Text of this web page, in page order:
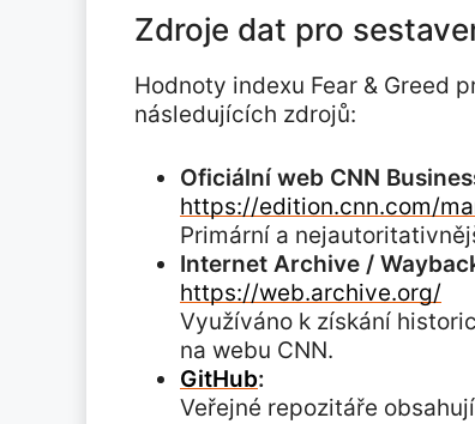
Zdroje dat pro
Hodnoty indexu Fear & Greed
následujících zdrojů:
Oficiální web CNN
https://edition.cnn.com/
Primární a
Internet Archive /
https://web.archive.org/
Využíváno k získání
na webu CNN.
GitHub:
Veřejné repozitáře